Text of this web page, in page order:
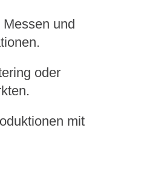
und
oder
mit